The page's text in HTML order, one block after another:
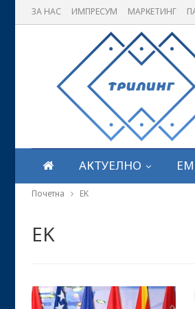
ЗА НАС ИМПРЕСУМ МАРКЕТИНГ
АКТУЕЛНО
Почетна EK
EK